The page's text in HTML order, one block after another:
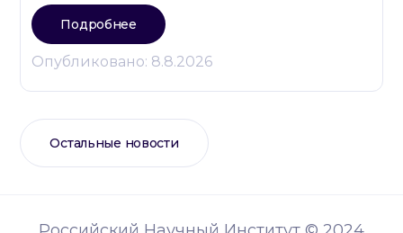
Подробнее
Опубликовано: 8.8.2026
Остальные новости